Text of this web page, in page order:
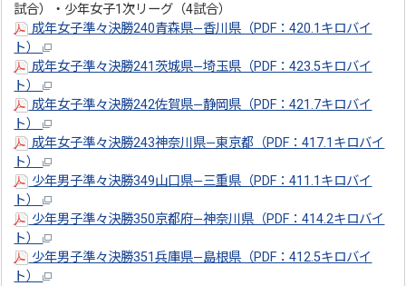
試合）・少年女子1次リーグ（4試合）
成年女子準々決勝240青森県―香川県（PDF：420.1キロバイ
ト）
成年女子準々決勝241茨城県―埼玉県（PDF：423.5キロバイ
ト）
成年女子準々決勝242佐賀県―静岡県（PDF：421.7キロバイ
ト）
成年女子準々決勝243神奈川県―東京都（PDF：417.1キロバイ
ト）
少年男子準々決勝349山口県―三重県（PDF：411.1キロバイ
ト）
少年男子準々決勝350京都府―神奈川県（PDF：414.2キロバイ
ト）
少年男子準々決勝351兵庫県―島根県（PDF：412.5キロバイ
ト）